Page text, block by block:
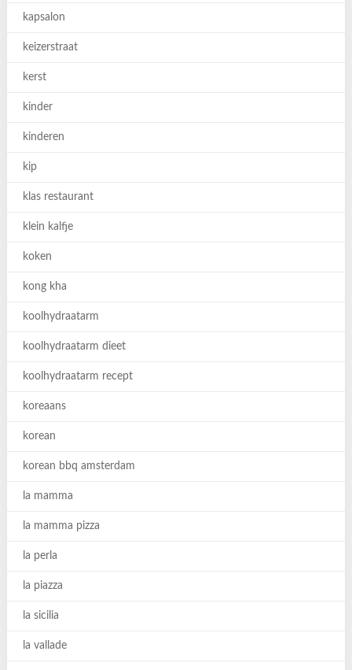
kapsalon
keizerstraat
kerst
kinder
kinderen
kip
klas restaurant
klein kalfje
koken
kong kha
koolhydraatarm
koolhydraatarm dieet
koolhydraatarm recept
koreaans
korean
korean bbq amsterdam
la mamma
la mamma pizza
la perla
la piazza
la sicilia
la vallade